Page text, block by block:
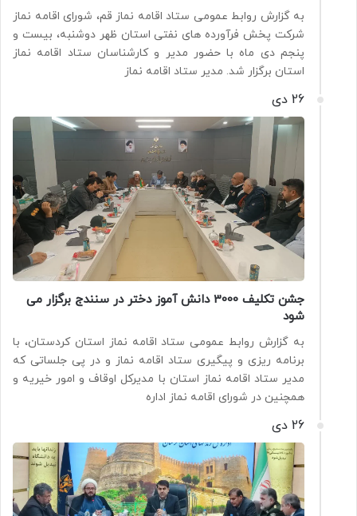
به گزارش روابط عمومی ستاد اقامه نماز قم، شورای اقامه نماز
شرکت پخش فرآورده های نفتی استان ظهر دوشنبه، بیست و
پنجم دی ماه با حضور مدیر و کارشناسان ستاد اقامه نماز
استان برگزار شد. مدیر ستاد اقامه نماز
26 دی
جشن تکلیف 3000 دانش آموز دختر در سنندج برگزار می
شود
به گزارش روابط عمومی ستاد اقامه نماز استان کردستان، با
برنامه ریزی و پیگیری ستاد اقامه نماز و در پی جلساتی که
مدیر ستاد اقامه نماز استان با مدیرکل اوقاف و امور خیریه و
همچنین در شورای اقامه نماز اداره
26 دی